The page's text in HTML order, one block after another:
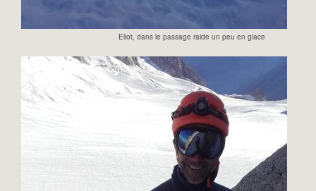
Eliot, dans le passage raide un peu en glace